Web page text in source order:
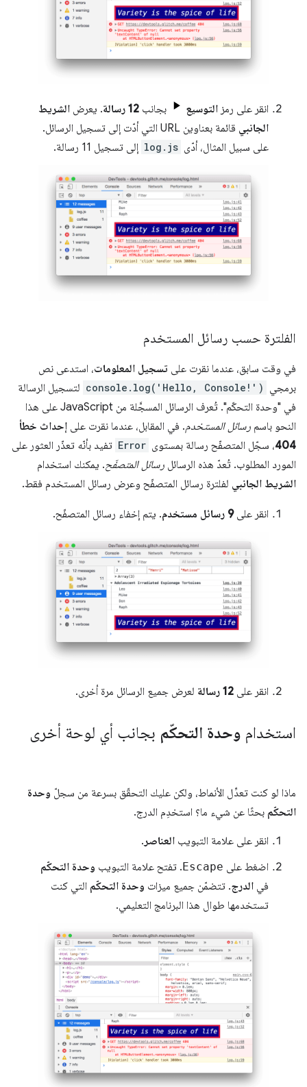
انقر على رمز التوسيع بجانب 12 رسالة . يعرض الشريط
الجانبي
قائمة بعناوين URL التي أدّت إلى تسجيل الرسائل.
على سبيل المثال، أدّى log.js إلى تسجيل 11 رسالة.
الفلترة حسب رسائل المستخدم
في وقت سابق، عندما نقرت على تسجيل المعلومات، استدعى نص
برمجي console.log('Hello, Console!') لتسجيل الرسالة
في "وحدة التحكّم". تُعرف الرسائل المسجَّلة من JavaScript على هذا
النحو باسم رسائل المستخدم. في المقابل، عندما نقرت على إحداث خطأ
404، سجّل المتصفّح رسالة بمستوى Error تفيد بأنّه تعذّر العثور على
المورد المطلوب. تُعدّ هذه الرسائل رسائل المتصفّح. يمكنك استخدام
الشريط الجانبي لفلترة رسائل المتصفّح وعرض رسائل المستخدم فقط.
انقر على9 رسائل مستخدم . يتم إخفاء رسائل المتصفّح.
انقر على 12 رسالة لعرض جميع الرسائل مرة أخرى.
استخدام وحدة التحكّم بجانب أي لوحة أخرى
ماذا لو كنت تعدِّل الأنماط، ولكن عليك التحقّق بسرعة من سجلّ وحدة
التحكّم بحثًا عن شيء ما؟ استخدِم الدرج.
انقر على علامة التبويب العناصر .
اضغط على Escape. تفتح علامة التبويب وحدة التحكّم
في الدرج. تتضمّن جميع ميزات وحدة التحكّم التي كنت
تستخدمها طوال هذا البرنامج التعليمي.